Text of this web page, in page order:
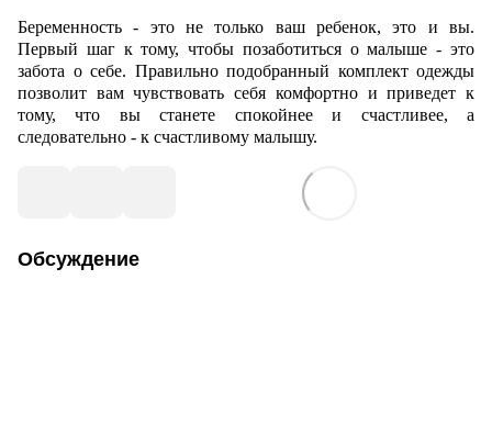
Беременность - это не только ваш ребенок, это и вы.
Первый шаг к тому, чтобы позаботиться о малыше - это
забота о себе. Правильно подобранный комплект одежды
позволит вам чувствовать себя комфортно и приведет к
тому, что вы станете спокойнее и счастливее, а
следовательно - к счастливому малышу.
Обсуждение